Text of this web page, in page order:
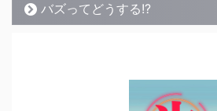
バズってどうする!?